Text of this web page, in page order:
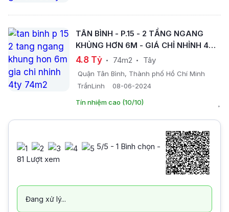
TÂN BÌNH - P.15 - 2 TẦNG NGANG
KHỦNG HƠN 6M - GIÁ CHỈ NHỈNH 4TỶ
.- 74M2 -
4.8 Tỷ 74m2 Tây
Quận Tân Bình, Thành phố Hồ Chí Minh
TrầnLinh
08-06-2024
Tín nhiệm cao (10/10)
5/5 - 1 Bình chọn -
81 Lượt xem
Đang xử lý...